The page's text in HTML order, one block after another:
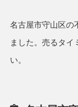
名古屋市守山区の
ました。 売るタイ
い。